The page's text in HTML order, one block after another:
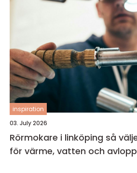
inspiration
03. July 2026
Rörmokare i linköping så väljer du rätt hjälp
för värme, vatten och avlopp